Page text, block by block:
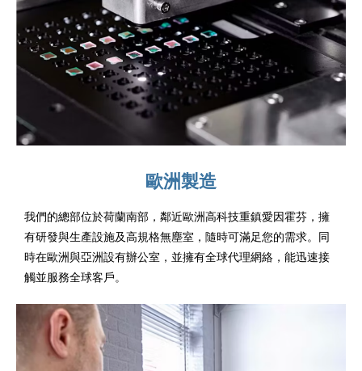
歐洲製造
我們的總部位於荷蘭南部，鄰近歐洲高科技重鎮愛因霍芬，擁
有研發與生產設施及高規格無塵室，隨時可滿足您的需求。同
時在歐洲與亞洲設有辦公室，並擁有全球代理網絡，能迅速接
觸並服務全球客戶。